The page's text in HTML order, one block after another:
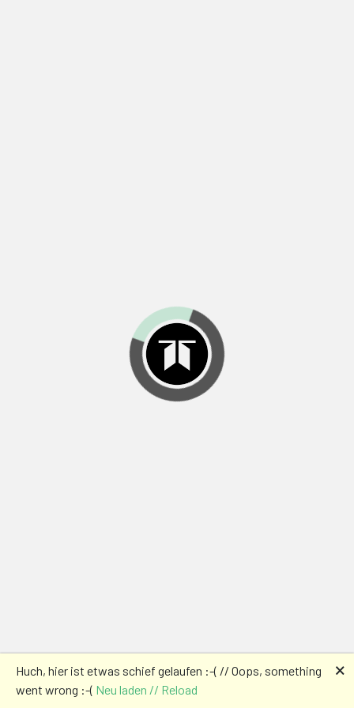
Huch, hier ist etwas schief gelaufen :-( // Oops, something
went wrong :-( Neu laden // Reload
🗙